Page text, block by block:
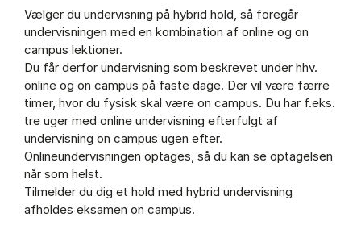
Vælger du undervisning på hybrid hold, så foregår
undervisningen med en kombination af online og on
campus lektioner.
Du får derfor undervisning som beskrevet under hhv.
online og on campus på faste dage. Der vil være færre
timer, hvor du fysisk skal være on campus. Du har f.eks.
tre uger med online undervisning efterfulgt af
undervisning on campus ugen efter.
Onlineundervisningen optages, så du kan se optagelsen
når som helst.
Tilmelder du dig et hold med hybrid undervisning
afholdes eksamen on campus.